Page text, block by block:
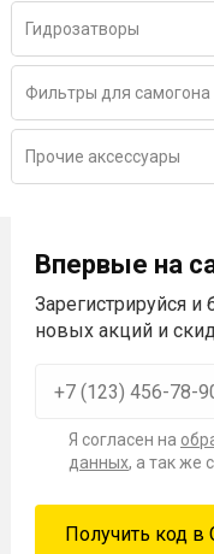
Гидрозатворы
Фильтры для самогона
Прочие аксессуары
Впервые на
Зарегистрируйся и
новых акций и
Я согласен на
данных, а так же